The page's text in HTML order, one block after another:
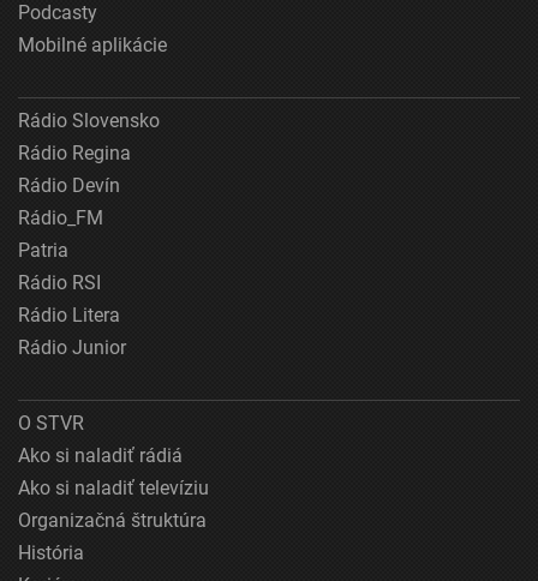
Podcasty
Mobilné aplikácie
Rádio Slovensko
Rádio Regina
Rádio Devín
Rádio_FM
Patria
Rádio RSI
Rádio Litera
Rádio Junior
O STVR
Ako si naladiť rádiá
Ako si naladiť televíziu
Organizačná štruktúra
História